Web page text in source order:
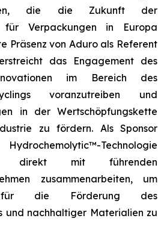
die die Zukunft der
für Verpackungen in Europa
Präsenz von Aduro als Referent
das Engagement des
im Bereich des
voranzutreiben und
in der Wertschöpfungskette
zu fördern. Als Sponsor
Technologie
direkt mit führenden
zusammenarbeiten, um
die Förderung des
und nachhaltiger Materialien zu